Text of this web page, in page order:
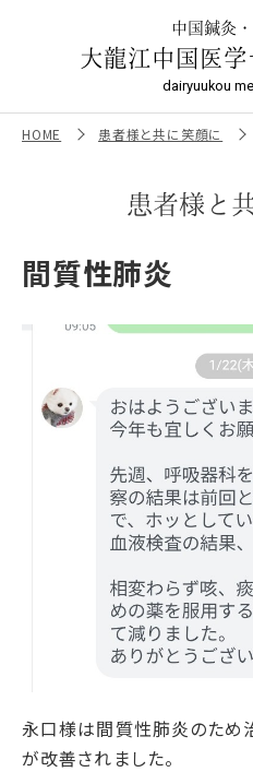
中国鍼灸
大龍江中国医
dairyuukou
HOME 患者様と共に笑顔に
患者様と
間質性肺炎
永口様は間質性肺炎のため
が改善されました。